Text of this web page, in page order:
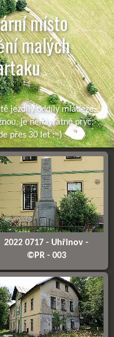
místo
malých
jezdily oddíly mládeže
je nenávratně pryč.
přes 30 let :=)
2022 0717 - Uhřinov -
©PR - 003